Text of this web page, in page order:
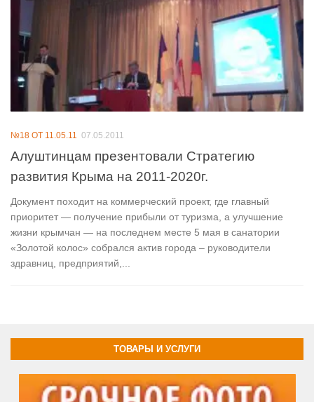
№18 ОТ 11.05.11 07.05.2011
Алуштинцам презентовали Стратегию
развития Крыма на 2011-2020г.
Документ походит на коммерческий проект, где главный
приоритет — получение прибыли от туризма, а улучшение
жизни крымчан — на последнем месте 5 мая в санатории
«Золотой колос» собрался актив города – руководители
здравниц, предприятий,...
ТОВАРЫ И УСЛУГИ